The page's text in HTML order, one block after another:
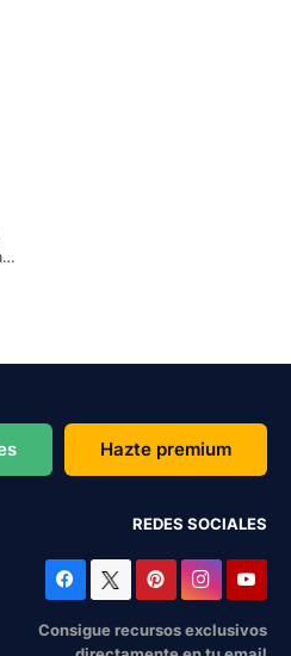
Hazte premium
REDES SOCIALES
Consigue recursos exclusivos